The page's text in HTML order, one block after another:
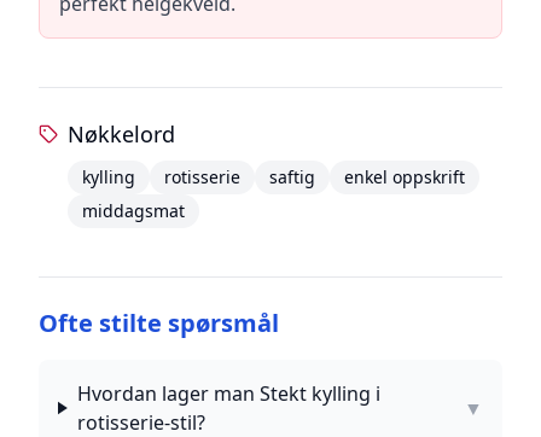
Nøkkelord
kylling rotisserie saftig
enkel oppskrift
middagsmat
Ofte stilte spørsmål
Hvordan lager man Stekt kylling i
rotisserie-stil?
▼